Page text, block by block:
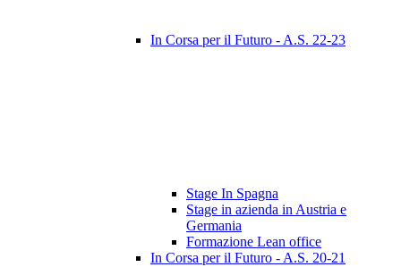
In Corsa per il Futuro - A.S. 22-23
Stage In Spagna
Stage in azienda in Austria e
Germania
Formazione Lean office
In Corsa per il Futuro - A.S. 20-21